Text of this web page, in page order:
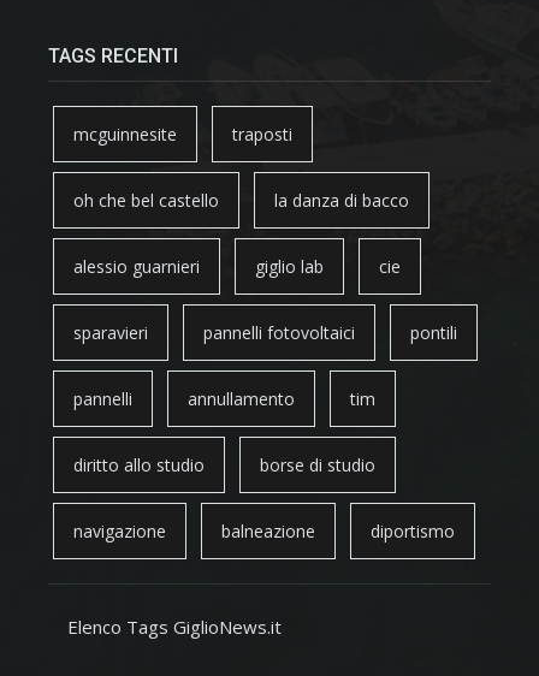
TAGS RECENTI
mcguinnesite traposti
oh che bel castello la danza di bacco
alessio guarnieri giglio lab cie
sparavieri pannelli fotovoltaici pontili
pannelli annullamento tim
diritto allo studio borse di studio
navigazione balneazione diportismo
Elenco Tags GiglioNews.it